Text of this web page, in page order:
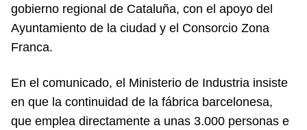
gobierno regional de Cataluña, con el apoyo del
Ayuntamiento de la ciudad y el Consorcio Zona
Franca.
En el comunicado, el Ministerio de Industria insiste
en que la continuidad de la fábrica barcelonesa,
que emplea directamente a unas 3.000 personas e